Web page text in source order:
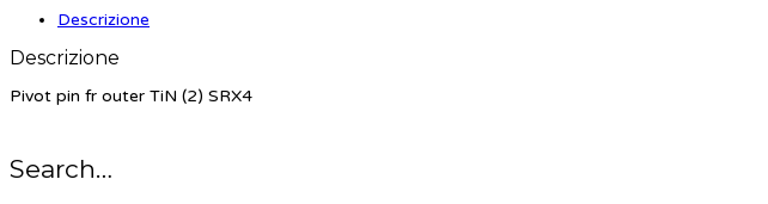
Descrizione
Descrizione
Pivot pin fr outer TiN (2) SRX4
Search…